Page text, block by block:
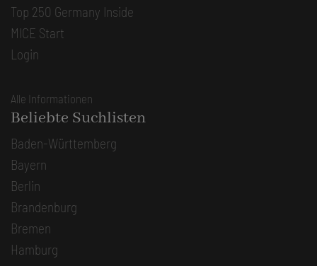
Top 250 Germany Inside
MICE Start
Login
Alle Informationen
Beliebte Suchlisten
Baden-Württemberg
Bayern
Berlin
Brandenburg
Bremen
Hamburg